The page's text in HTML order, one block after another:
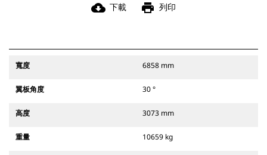
cloud_download 下載 print 列印
寬度 6858 mm
翼板角度 30 °
高度 3073 mm
重量 10659 kg